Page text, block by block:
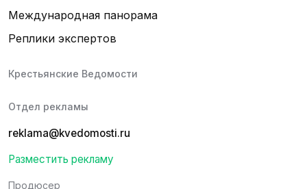
Международная панорама
Реплики экспертов
Крестьянские Ведомости
Отдел рекламы
reklama@kvedomosti.ru
Разместить рекламу
Продюсер